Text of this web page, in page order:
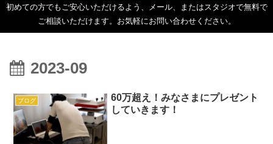
初めての方でもご安心いただけるよう、メール、またはスタジオで無料で
ご相談いただけます。お気軽にお問い合わせください。
2023-09
ブログ
60万超え！みなさまにプレゼント
していきます！